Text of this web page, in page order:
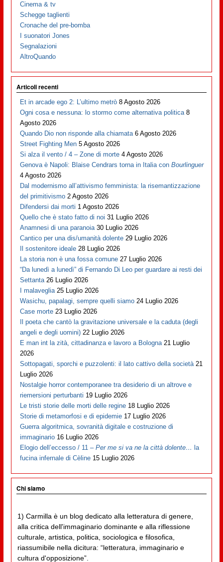
Cinema & tv
Schegge taglienti
Cronache del pre-bomba
I suonatori Jones
Segnalazioni
AltroQuando
Articoli recenti
Et in arcade ego 2: L’ultimo metrò 8 Agosto 2026
Ogni cosa e nessuna: lo stormo come alternativa politica 8
Agosto 2026
Quando Dio non risponde alla chiamata 6 Agosto 2026
Street Fighting Men 5 Agosto 2026
Si alza il vento / 4 – Zone di morte 4 Agosto 2026
Genova è Napoli: Blaise Cendrars torna in Italia conBourlinguer
4 Agosto 2026
Dal modernismo all’attivismo femminista: la risemantizzazione
del primitivismo 2 Agosto 2026
Difendersi dai morti 1 Agosto 2026
Quello che è stato fatto di noi 31 Luglio 2026
Anamnesi di una paranoia 30 Luglio 2026
Cantico per una dis/umanità dolente 29 Luglio 2026
Il sostenitore ideale 28 Luglio 2026
La storia non è una fossa comune 27 Luglio 2026
“Da lunedì a lunedì” di Fernando Di Leo per guardare ai resti dei
Settanta 26 Luglio 2026
I malaveglia 25 Luglio 2026
Wasichu, papalagi, sempre quelli siamo 24 Luglio 2026
Case morte 23 Luglio 2026
Il poeta che cantò la gravitazione universale e la caduta (degli
angeli e degli uomini) 22 Luglio 2026
E man int la zità, cittadinanza e lavoro a Bologna 21 Luglio
2026
Sottopagati, sporchi e puzzolenti: il lato cattivo della società 21
Luglio 2026
Nostalgie horror contemporanee tra desiderio di un altrove e
riemersioni perturbanti 19 Luglio 2026
Le tristi storie delle morti delle regine 18 Luglio 2026
Storie di metamorfosi e di epidemie 17 Luglio 2026
Guerra algoritmica, sovranità digitale e costruzione di
immaginario 16 Luglio 2026
Elogio dell’eccesso / 11 –Per me si va ne la città dolente… la
fucina infernale di Cèline 15 Luglio 2026
Chi siamo
1) Carmilla è un blog dedicato alla letteratura di genere,
alla critica dell'immaginario dominante e alla riflessione
culturale, artistica, politica, sociologica e filosofica,
riassumibile nella dicitura: “letteratura, immaginario e
cultura d'opposizione”.